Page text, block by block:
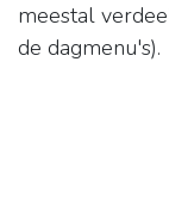
meestal
de dagmenu's).